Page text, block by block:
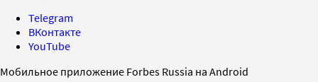
Telegram
ВКонтакте
YouTube
Мобильное приложение Forbes Russia на Android